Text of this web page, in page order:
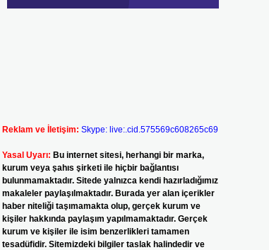
Reklam ve İletişim: Skype: live:.cid.575569c608265c69
Yasal Uyarı: Bu internet sitesi, herhangi bir marka,
kurum veya şahıs şirketi ile hiçbir bağlantısı
bulunmamaktadır. Sitede yalnızca kendi hazırladığımız
makaleler paylaşılmaktadır. Burada yer alan içerikler
haber niteliği taşımamakta olup, gerçek kurum ve
kişiler hakkında paylaşım yapılmamaktadır. Gerçek
kurum ve kişiler ile isim benzerlikleri tamamen
tesadüfidir. Sitemizdeki bilgiler taslak halindedir ve